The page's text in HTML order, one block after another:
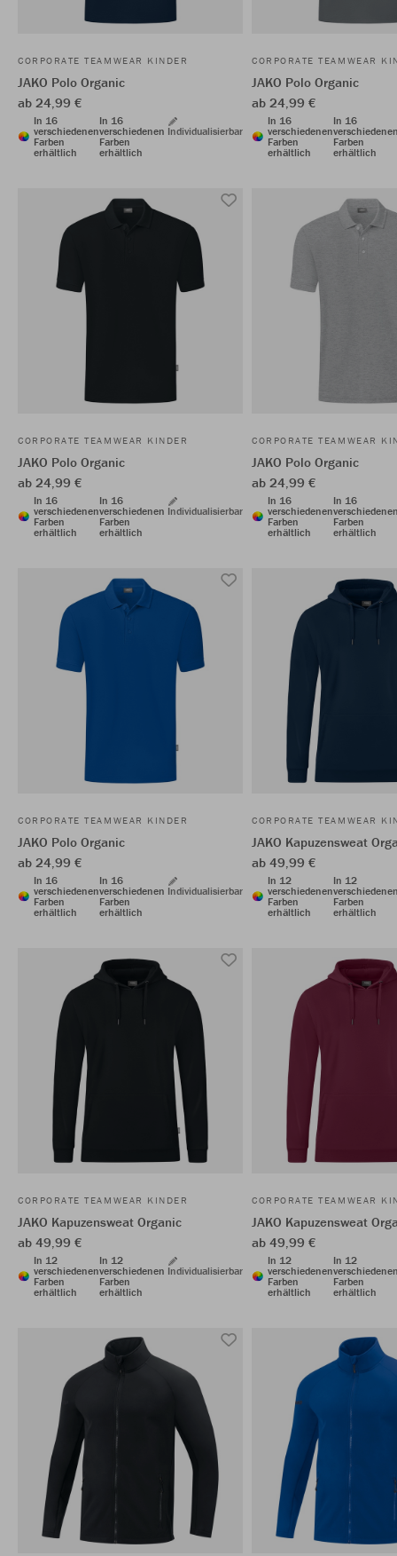
CORPORATE TEAMWEAR KINDER
JAKO Polo Organic
ab 24,99 €
In 16
verschiedenen
Farben
erhältlich
In 16
verschiedenen
Farben
erhältlich
Individualisierbar
CORPORATE TEAMWEAR
JAKO Polo Organic
ab 24,99 €
In 16
verschiedenen
Farben
erhältlich
In 16
Farben
erhältlich
CORPORATE TEAMWEAR KINDER
JAKO Polo Organic
ab 24,99 €
In 16
verschiedenen
Farben
erhältlich
In 16
verschiedenen
Farben
erhältlich
Individualisierbar
CORPORATE TEAMWEAR
JAKO Polo Organic
ab 24,99 €
In 16
verschiedenen
Farben
erhältlich
In 16
Farben
erhältlich
CORPORATE TEAMWEAR KINDER
JAKO Polo Organic
ab 24,99 €
In 16
verschiedenen
Farben
erhältlich
In 16
verschiedenen
Farben
erhältlich
Individualisierbar
CORPORATE TEAMWEAR
JAKO Kapuzensweat
ab 49,99 €
In 12
verschiedenen
Farben
erhältlich
In 12
Farben
erhältlich
CORPORATE TEAMWEAR KINDER
JAKO Kapuzensweat Organic
ab 49,99 €
In 12
verschiedenen
Farben
erhältlich
In 12
verschiedenen
Farben
erhältlich
Individualisierbar
CORPORATE TEAMWEAR
JAKO Kapuzensweat
ab 49,99 €
In 12
verschiedenen
Farben
erhältlich
In 12
Farben
erhältlich